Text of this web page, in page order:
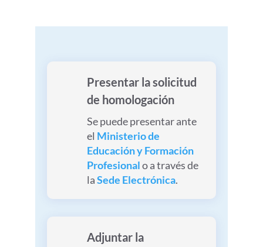
Presentar la solicitud
de homologación
Se puede presentar ante
el Ministerio de
Educación y Formación
Profesionalo a través de
laSede Electrónica.
Adjuntar la